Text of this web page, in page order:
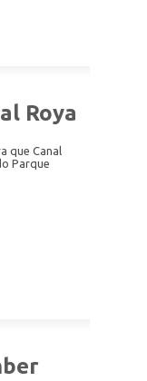
Roya
que Canal
Parque